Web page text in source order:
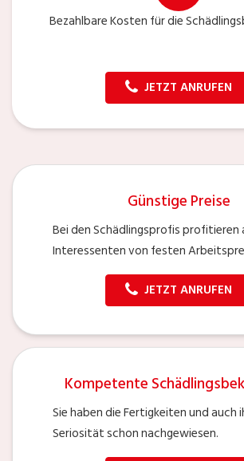
Bezahlbare Kosten für die
JETZT ANRUFEN
Günstige Preise
Bei den Schädlingsprofis profitieren
Interessenten von festen
JETZT ANRUFEN
Kompetente
Sie haben die Fertigkeiten und auch
Seriosität schon nachgewiesen.